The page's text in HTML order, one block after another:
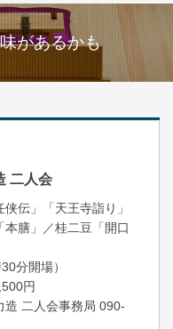
があるかも
二人会
伝」「天王寺詣り」
本膳」／桂二豆「開口
分開場）
円
造 二人会事務局 090-